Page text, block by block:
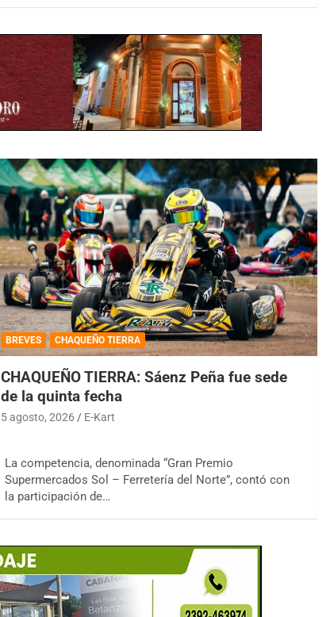
BREVES CHAQUEÑO TIERRA
CHAQUEÑO TIERRA: Sáenz Peña fue sede
de la quinta fecha
5 agosto, 2026 E-Kart
La competencia, denominada “Gran Premio
Supermercados Sol – Ferretería del Norte”, contó con
la participación de…